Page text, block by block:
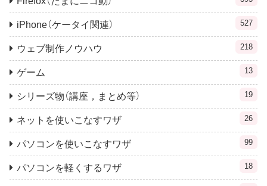
iPhone（ケータイ関連） 527
ウェブ制作ノウハウ 218
ゲーム 13
シリーズ物（講座，まとめ等） 19
ネットを使いこなすワザ 26
パソコンを使いこなすワザ 99
パソコンを軽くするワザ 18